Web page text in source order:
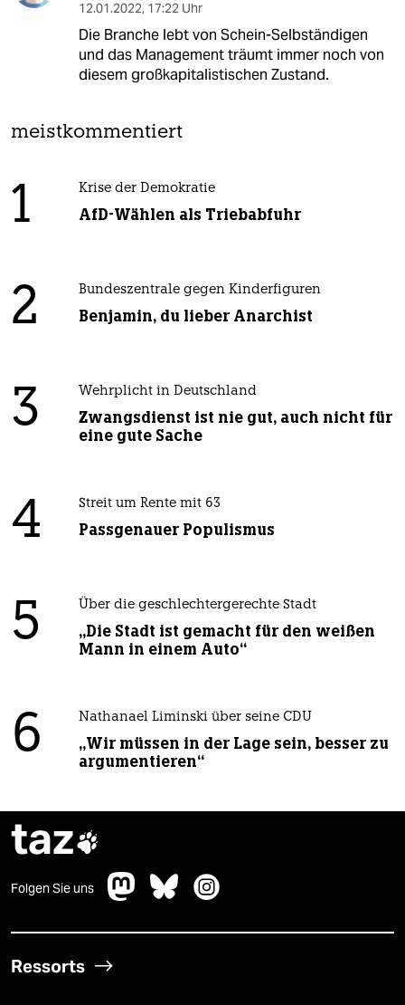
12.01.2022, 17:22 Uhr
Die Branche lebt von Schein-Selbständigen
und das Management träumt immer noch von
diesem großkapitalistischen Zustand.
meistkommentiert
1 Krise der Demokratie
AfD-Wählen als Triebabfuhr
2 Bundeszentrale gegen Kinderfiguren
Benjamin, du lieber Anarchist
3 Wehrplicht in Deutschland
Zwangsdienst ist nie gut, auch nicht für
eine gute Sache
4 Streit um Rente mit 63
Passgenauer Populismus
5 Über die geschlechtergerechte Stadt
„Die Stadt ist gemacht für den weißen
Mann in einem Auto“
6 Nathanael Liminski über seine CDU
„Wir müssen in der Lage sein, besser zu
argumentieren“
taz
Folgen Sie uns
Ressorts